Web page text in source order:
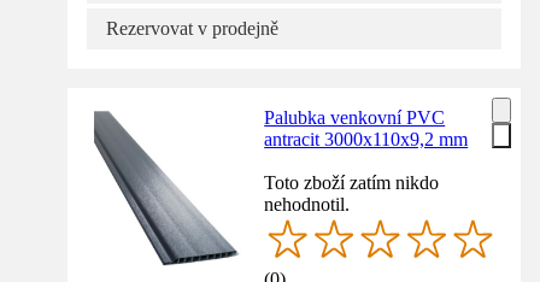
Rezervovat v prodejně
Palubka venkovní PVC
antracit 3000x110x9,2 mm
Toto zboží zatím nikdo
nehodnotil.